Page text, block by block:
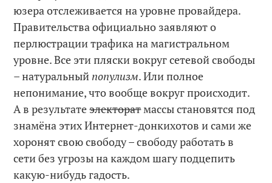
юзера отслеживается на уровне провайдера.
Правительства официально заявляют о
перлюстрации трафика на магистральном
уровне. Все эти пляски вокруг сетевой свободы
– натуральныйпопулизм. Или полное
непонимание, что вообще вокруг происходит.
А в результатеэлекторатмассы становятся под
знамёна этих Интернет-донкихотов и сами же
хоронят свою свободу – свободу работать в
сети без угрозы на каждом шагу подцепить
какую-нибудь гадость.